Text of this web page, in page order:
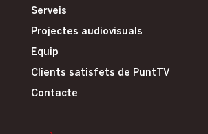
Serveis
Projectes audiovisuals
Equip
Clients satisfets de PuntTV
Contacte